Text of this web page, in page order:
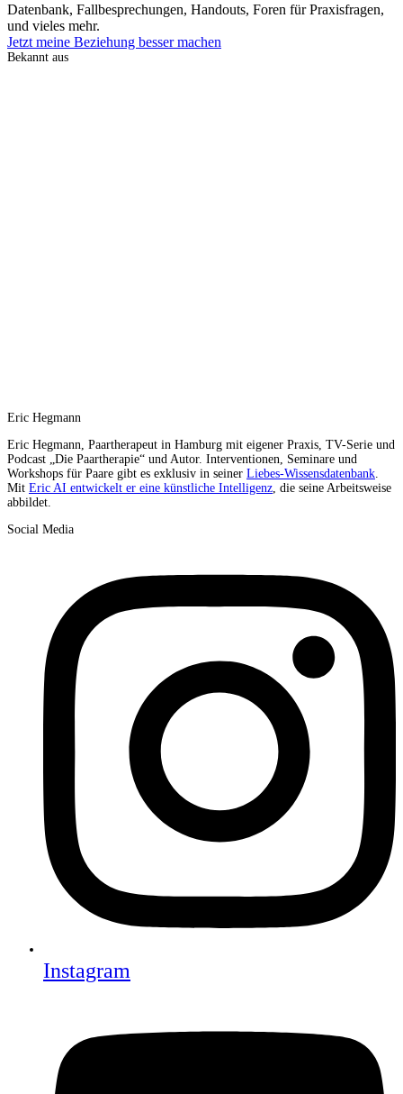
Datenbank, Fallbesprechungen, Handouts, Foren für Praxisfragen,
und vieles mehr.
Jetzt meine Beziehung besser machen
Bekannt aus
Eric Hegmann
Eric Hegmann, Paartherapeut in Hamburg mit eigener Praxis, TV-Serie und
Podcast „Die Paartherapie“ und Autor. Interventionen, Seminare und
Workshops für Paare gibt es exklusiv in seiner Liebes-Wissensdatenbank
Mit Eric AI entwickelt er eine künstliche Intelligenz , die seine Arbeitsweise
abbildet.
Social Media
Instagram